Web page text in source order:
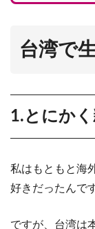
台湾で
1.とにかく
私はもともと海
好きだったんで
ですが、台湾は